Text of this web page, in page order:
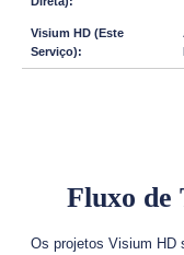
Fluxo de
Os projetos Visium HD